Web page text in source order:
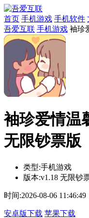
首页 手机游戏 手机软件
吾爱互联 手机游戏 袖珍
袖珍爱情温
无限钞票版
类型:手机游戏
版本:v1.18 无限钞
时间:2026-08-06 11:46:49
安卓版下载 苹果下载